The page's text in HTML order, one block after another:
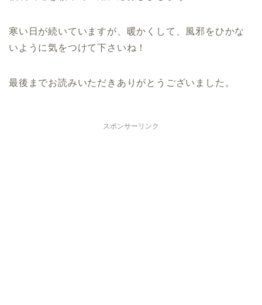
寒い日が続いていますが、暖かくして、風邪をひかな
いように気をつけて下さいね！
最後までお読みいただきありがとうございました。
スポンサーリンク